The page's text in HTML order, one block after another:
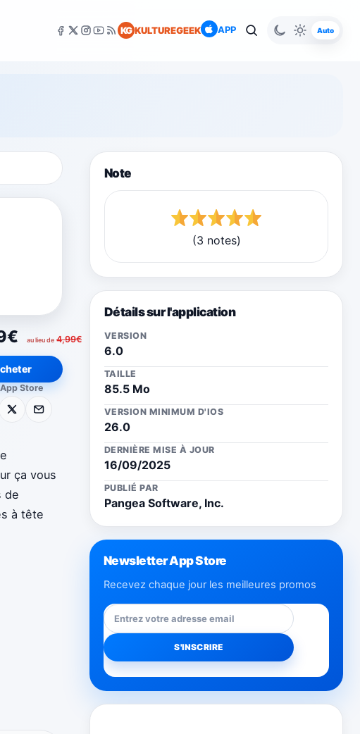
KG KULTUREGEEK APP Auto
au lieu de 4,99€
Store
E-mail
ça vous
de
à tête
Note
(3 notes)
Détails sur l'application
VERSION
6.0
TAILLE
85.5 Mo
VERSION MINIMUM D'IOS
26.0
DERNIÈRE MISE À JOUR
16/09/2025
PUBLIÉ PAR
Pangea Software, Inc.
Newsletter App Store
Recevez chaque jour les meilleures promos